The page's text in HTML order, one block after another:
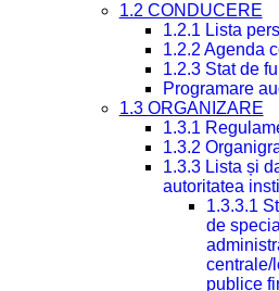
1.2 CONDUCERE
1.2.1 Lista
1.2.2 Agenda
1.2.3 Stat de
Programare
1.3 ORGANIZARE
1.3.1
1.3.2
1.3.3 Lista și
autoritatea
1.3.3.1
de
centrale/
publice